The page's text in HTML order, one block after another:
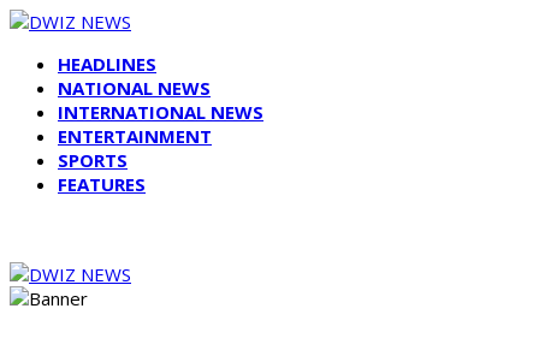
HEADLINES
NATIONAL NEWS
INTERNATIONAL NEWS
ENTERTAINMENT
SPORTS
FEATURES